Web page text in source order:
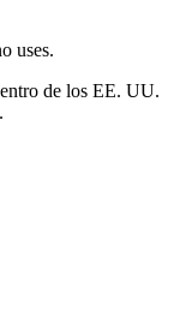
uses.
de los EE. UU.